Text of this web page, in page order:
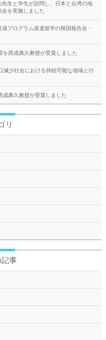
生と学生が訪問し、日本と台湾の地
を実施しました
プログラム派遣留学の帰国報告会・
を西成典久教授が受賞しました
減少社会における持続可能な地域と行
成典久教授が受賞しました
リ
事